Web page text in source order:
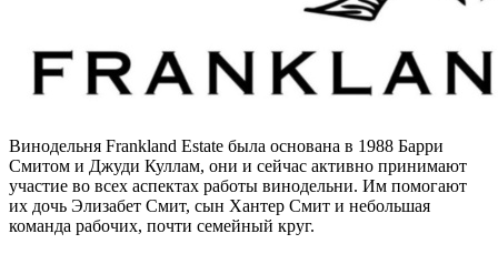
Винодельня Frankland Estate была основана в 1988 Барри
Смитом и Джуди Куллам, они и сейчас активно принимают
участие во всех аспектах работы винодельни. Им помогают
их дочь Элизабет Смит, сын Хантер Смит и небольшая
команда рабочих, почти семейный круг.